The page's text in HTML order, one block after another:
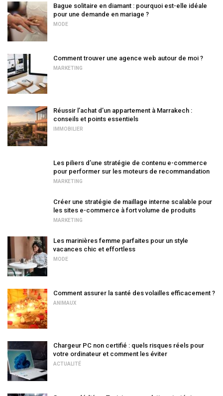
Bague solitaire en diamant : pourquoi est-elle idéale
pour une demande en mariage ?
MODE
Comment trouver une agence web autour de moi ?
MARKETING
Réussir l’achat d’un appartement à Marrakech :
conseils et points essentiels
IMMOBILIER
Les piliers d’une stratégie de contenu e-commerce
pour performer sur les moteurs de recommandation
MARKETING
Créer une stratégie de maillage interne scalable pour
les sites e-commerce à fort volume de produits
MARKETING
Les marinières femme parfaites pour un style
vacances chic et effortless
MODE
Comment assurer la santé des volailles efficacement ?
ANIMAUX
Chargeur PC non certifié : quels risques réels pour
votre ordinateur et comment les éviter
ACTUALITÉ